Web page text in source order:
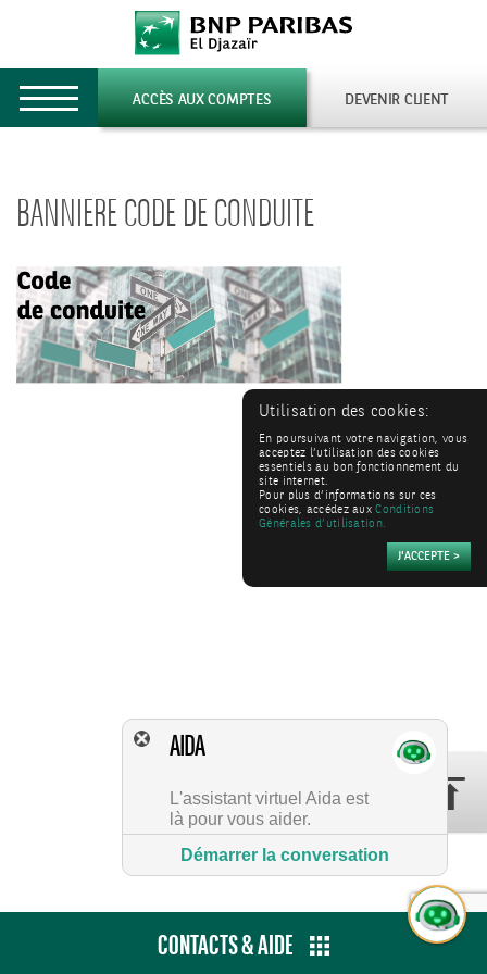
Toggle
navigation DEVENIR CLIENT
ACCÈS AUX COMPTES
BANNIERE CODE DE CONDUITE
CONTACTS & AIDE
Utilisation des cookies:
En poursuivant votre navigation, vous
acceptez l’utilisation des cookies
essentiels au bon fonctionnement du
site internet.
Pour plus d’informations sur ces
cookies, accédez auxConditions
Générales d’utilisation.
AIDA
L'assistant virtuel Aida est
là pour vous aider.
Démarrer la conversation